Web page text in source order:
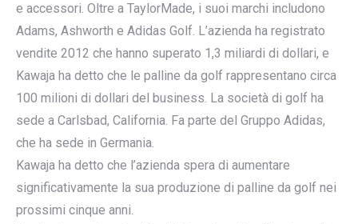
e accessori. Oltre a TaylorMade, i suoi marchi includono
Adams, Ashworth e Adidas Golf. L’azienda ha registrato
vendite 2012 che hanno superato 1,3 miliardi di dollari, e
Kawaja ha detto che le palline da golf rappresentano circa
100 milioni di dollari del business. La società di golf ha
sede a Carlsbad, California. Fa parte del Gruppo Adidas,
che ha sede in Germania.
Kawaja ha detto che l’azienda spera di aumentare
significativamente la sua produzione di palline da golf nei
prossimi cinque anni.